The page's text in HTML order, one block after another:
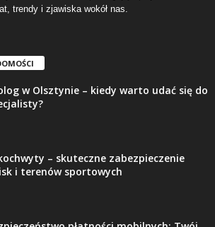
trendy i zjawiska wokół nas.
w Olsztynie – kiedy warto udać się do
– skuteczne zabezpieczenie
i terenów sportowych